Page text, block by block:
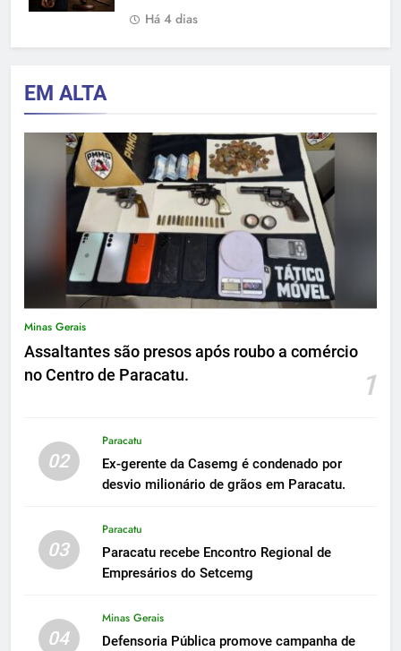
Há 4 dias
EM ALTA
Minas Gerais
Assaltantes são presos após roubo a comércio
no Centro de Paracatu.
1
02
Paracatu
Ex-gerente da Casemg é condenado por
desvio milionário de grãos em Paracatu.
03
Paracatu
Paracatu recebe Encontro Regional de
Empresários do Setcemg
04
Minas Gerais
Defensoria Pública promove campanha de